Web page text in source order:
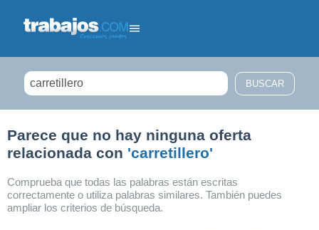
Parece que no hay ninguna oferta
relacionada con 'carretillero'
Comprueba que todas las palabras están escritas
correctamente o utiliza palabras similares. También puedes
ampliar los criterios de búsqueda.